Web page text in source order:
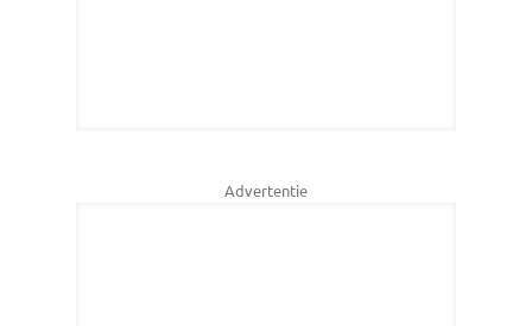
Advertentie